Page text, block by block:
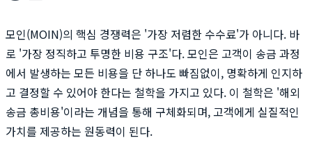
모인(MOIN)의 핵심 경쟁력은 '가장 저렴한 수수료'가 아니다. 바
로 '가장 정직하고 투명한 비용 구조'다. 모인은 고객이 송금 과정
에서 발생하는 모든 비용을 단 하나도 빠짐없이, 명확하게 인지하
고 결정할 수 있어야 한다는 철학을 가지고 있다. 이 철학은 '해외
송금 총비용'이라는 개념을 통해 구체화되며, 고객에게 실질적인
가치를 제공하는 원동력이 된다.